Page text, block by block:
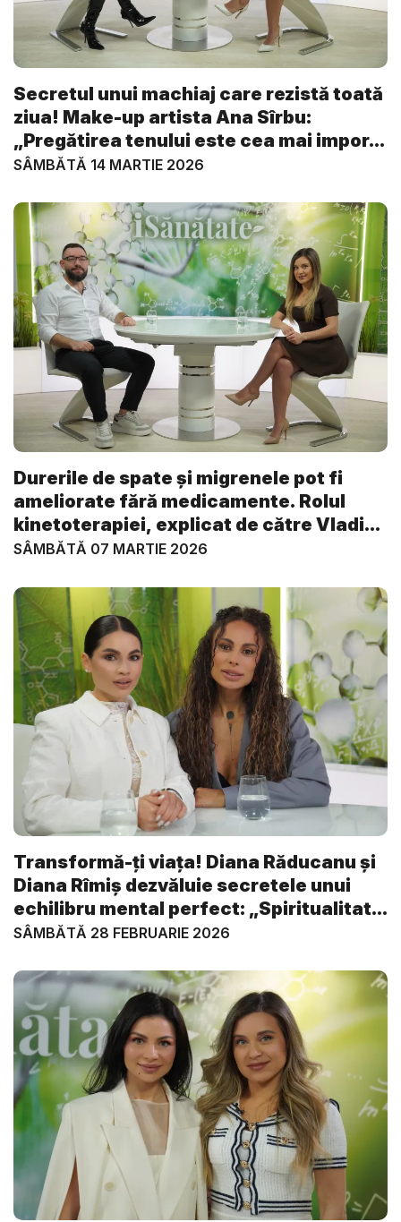
Secretul unui machiaj care rezistă toată
ziua! Make-up artista Ana Sîrbu:
„Pregătirea tenului este cea mai impor...
SÂMBĂTĂ 14 MARTIE 2026
Durerile de spate și migrenele pot fi
ameliorate fără medicamente. Rolul
kinetoterapiei, explicat de către Vladi...
SÂMBĂTĂ 07 MARTIE 2026
Transformă-ți viața! Diana Răducanu și
Diana Rîmiș dezvăluie secretele unui
echilibru mental perfect: „Spiritualitat...
SÂMBĂTĂ 28 FEBRUARIE 2026